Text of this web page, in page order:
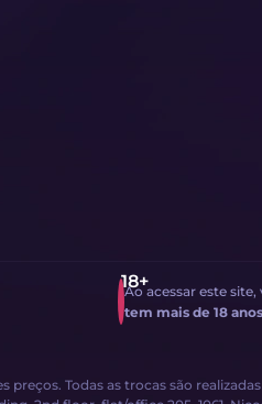
preços. Todas as trocas são
Ao acessar este
tem mais de 18